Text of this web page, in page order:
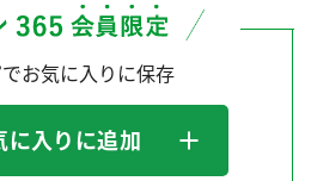
Fibee
お気に入りに保存
に入りに追加